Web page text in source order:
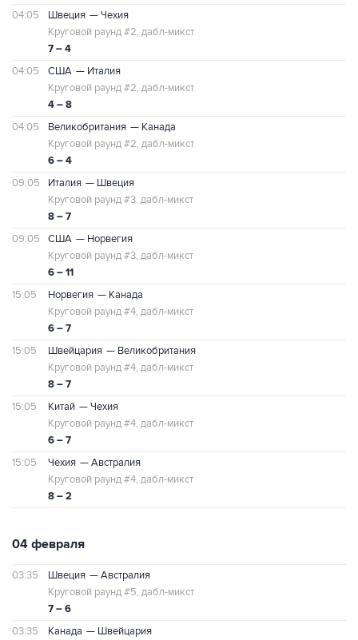
04:05 Швеция — Чехия
7 – 4
Круговой раунд #2, дабл-микст
04:05 США — Италия
4 – 8
Круговой раунд #2, дабл-микст
04:05 Великобритания — Канада
6 – 4
Круговой раунд #2, дабл-микст
09:05 Италия — Швеция
8 – 7
Круговой раунд #3. дабл-микст
09:05 США — Норвегия
6 – 11
Круговой раунд #3, дабл-микст
15:05 Норвегия — Канада
6 – 7
Круговой раунд #4, дабл-микст
15:05 Швейцария — Великобритания
8 – 7
Круговой раунд #4, дабл-микст
15:05 Китай — Чехия
6 – 7
Круговой раунд #4, дабл-микст
15:05 Чехия — Австралия
8 – 2
Круговой раунд #4, дабл-микст
04 февраля
03:35 Швеция — Австралия
7 – 6
Круговой раунд #5, дабл-микст
03:35 Канада — Швейцария